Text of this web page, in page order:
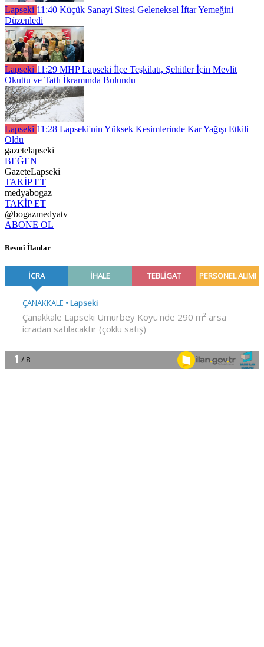
Lapseki 11:40 Küçük Sanayi Sitesi Geleneksel İftar Yemeğini
Düzenledi
Lapseki 11:29 MHP Lapseki İlçe Teşkilatı, Şehitler İçin Mevlit
Okuttu ve Tatlı İkramında Bulundu
Lapseki 11:28 Lapseki'nin Yüksek Kesimlerinde Kar Yağışı Etkili
Oldu
gazetelapseki
BEĞEN
GazeteLapseki
TAKİP ET
medyabogaz
TAKİP ET
@bogazmedyatv
ABONE OL
Resmî İlanlar